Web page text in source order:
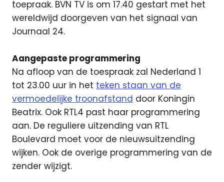
toepraak. BVN TV is om 17.40 gestart met het
wereldwijd doorgeven van het signaal van
Journaal 24.
Aangepaste programmering
Na afloop van de toespraak zal Nederland 1
tot 23.00 uur in het teken staan van de
vermoedelijke troonafstand door Koningin
Beatrix. Ook RTL4 past haar programmering
aan. De reguliere uitzending van RTL
Boulevard moet voor de nieuwsuitzending
wijken. Ook de overige programmering van de
zender wijzigt.